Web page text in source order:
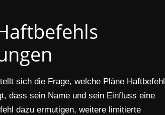
sich die Frage, welche Pläne Haftbefehl
dass sein Name und sein Einfluss eine
dazu ermutigen, weitere limitierte